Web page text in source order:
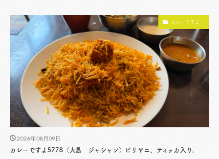
カレーですよ。
2026年08月09日
カレーですよ5778（大島 ジャシャン）ビリヤニ、ティッカ入り。